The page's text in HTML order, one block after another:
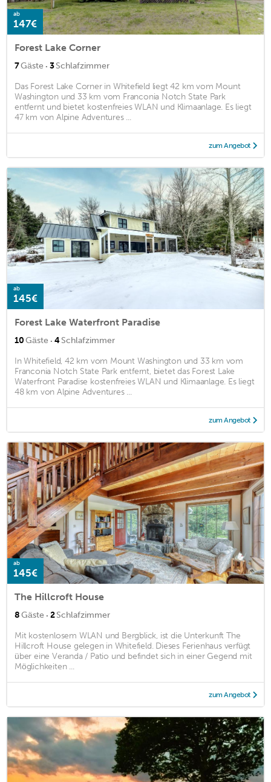
ab
147€
Forest Lake Corner
7Gäste · 3Schlafzimmer
Das Forest Lake Corner in Whitefield liegt 42 km vom Mount
Washington und 33 km vom Franconia Notch State Park
entfernt und bietet kostenfreies WLAN und Klimaanlage. Es liegt
47 km von Alpine Adventures ...
zum Angebot
ab
145€
Forest Lake Waterfront Paradise
10Gäste · 4Schlafzimmer
In Whitefield, 42 km vom Mount Washington und 33 km vom
Franconia Notch State Park entfernt, bietet das Forest Lake
Waterfront Paradise kostenfreies WLAN und Klimaanlage. Es liegt
48 km von Alpine Adventures ...
zum Angebot
ab
145€
The Hillcroft House
8Gäste · 2Schlafzimmer
Mit kostenlosem WLAN und Bergblick, ist die Unterkunft The
Hillcroft House gelegen in Whitefield. Dieses Ferienhaus verfügt
über eine Veranda / Patio und befindet sich in einer Gegend mit
Möglichkeiten ...
zum Angebot